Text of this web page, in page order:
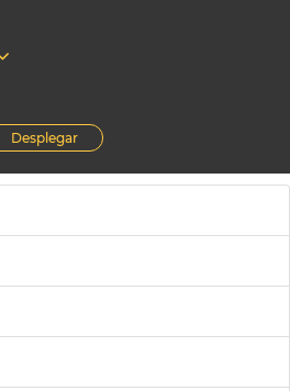
Desplegar